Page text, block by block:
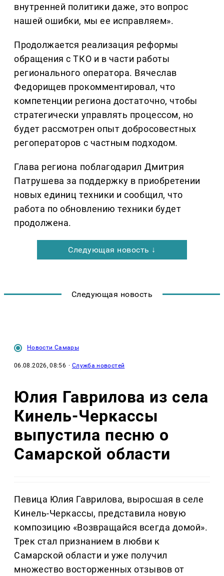
внутренней политики даже, это вопрос
нашей ошибки, мы ее исправляем».
Продолжается реализация реформы
обращения с ТКО и в части работы
регионального оператора. Вячеслав
Федорищев прокомментировал, что
компетенции региона достаточно, чтобы
стратегически управлять процессом, но
будет рассмотрен опыт добросовестных
регоператоров с частным подходом.
Глава региона поблагодарил Дмитрия
Патрушева за поддержку в приобретении
новых единиц техники и сообщил, что
работа по обновлению техники будет
продолжена.
Следующая новость ↓
Следующая новость
Новости Самары
06.08.2026, 08:56 · Служба новостей
Юлия Гаврилова из села
Кинель-Черкассы
выпустила песню о
Самарской области
Певица Юлия Гаврилова, выросшая в селе
Кинель-Черкассы, представила новую
композицию «Возвращайся всегда домой».
Трек стал признанием в любви к
Самарской области и уже получил
множество восторженных отзывов от